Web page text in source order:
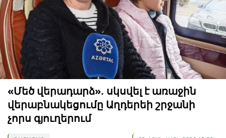
«Մեծ վերադարձ». սկսվել է առաջին
վերաբնակեցումը Աղդերեի շրջանի
չորս գյուղերում